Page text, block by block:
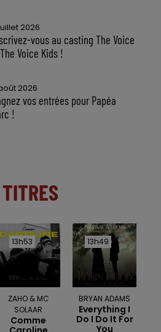
juillet 2026
vous au casting The Voice
Voice Kids !
2026
vos entrées pour Papéa
!
13h53
13h53
ZAHO & MC
SOLAAR
Comme
13h49
13h49
BRYAN ADAMS
Everything I
Do I Do It For
You